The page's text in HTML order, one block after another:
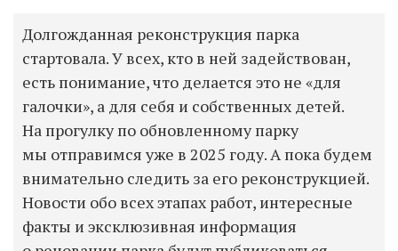
Долгожданная реконструкция парка
стартовала. У всех, кто в ней задействован,
есть понимание, что делается это не «для
галочки», а для себя и собственных детей.
На прогулку по обновленному парку
мы отправимся уже в 2025 году. А пока будем
внимательно следить за его реконструкцией.
Новости обо всех этапах работ, интересные
факты и эксклюзивная информация